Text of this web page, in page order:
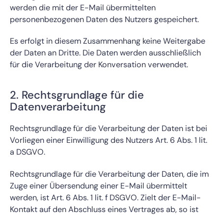
werden die mit der E-Mail übermittelten
personenbezogenen Daten des Nutzers gespeichert.
Es erfolgt in diesem Zusammenhang keine Weitergabe
der Daten an Dritte. Die Daten werden ausschließlich
für die Verarbeitung der Konversation verwendet.
2. Rechtsgrundlage für die
Datenverarbeitung
Rechtsgrundlage für die Verarbeitung der Daten ist bei
Vorliegen einer Einwilligung des Nutzers Art. 6 Abs. 1 lit.
a DSGVO.
Rechtsgrundlage für die Verarbeitung der Daten, die im
Zuge einer Übersendung einer E-Mail übermittelt
werden, ist Art. 6 Abs. 1 lit. f DSGVO. Zielt der E-Mail-
Kontakt auf den Abschluss eines Vertrages ab, so ist